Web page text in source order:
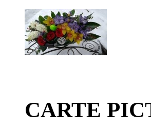
CARTE